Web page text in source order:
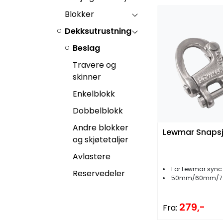
Blokker
Dekksutrustning
Beslag
Travere og
skinner
Enkelblokk
Dobbelblokk
Andre blokker
og skjøtetaljer
Avlastere
Reservedeler
Lewmar
For Lewmar
50mm/60mm/
Fra: 279,-